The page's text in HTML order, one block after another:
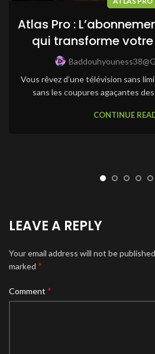
Atlas Pro :
qui transforme
Vous rêvez d’une télévision sans
sans les coupures agaçantes
CONTINUE
LEAVE A REPLY
Your email address will not be
marked *
Comment *